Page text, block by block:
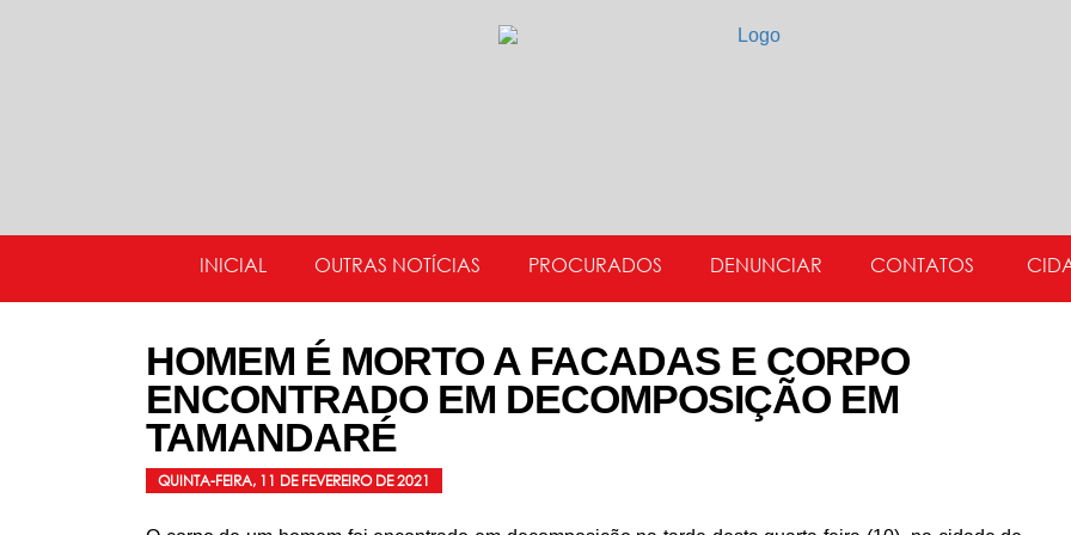
INICIAL OUTRAS NOTÍCIAS PROCURADOS DENUNCIAR CONTATOS
HOMEM É MORTO A FACADAS E CORPO
ENCONTRADO EM DECOMPOSIÇÃO EM
TAMANDARÉ
QUINTA-FEIRA, 11 DE FEVEREIRO DE 2021